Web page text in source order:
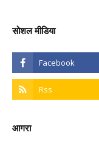
सोशल मीडिया
आगरा